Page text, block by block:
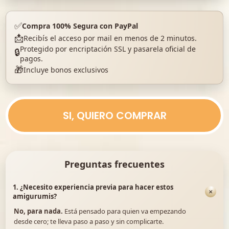
✅Compra 100% Segura con PayPal
📩Recibís el acceso por mail en menos de 2 minutos.
🔒Protegido por encriptación SSL y pasarela oficial de
pagos.
🎁Incluye bonos exclusivos
SI, QUIERO COMPRAR
Preguntas frecuentes
1. ¿Necesito experiencia previa para hacer estos
amigurumis?
+
No, para nada. Está pensado para quien va empezando
desde cero; te lleva paso a paso y sin complicarte.